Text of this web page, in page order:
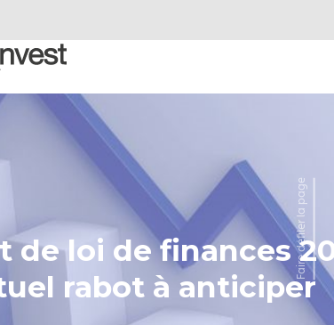
de loi de finances
rabot à anticiper
Faire défiler la page